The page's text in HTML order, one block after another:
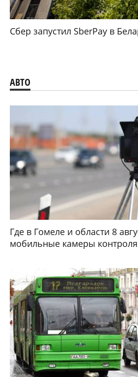
Сбер запустил SberPay в
АВТО
Где в Гомеле и области 8
мобильные камеры контроля